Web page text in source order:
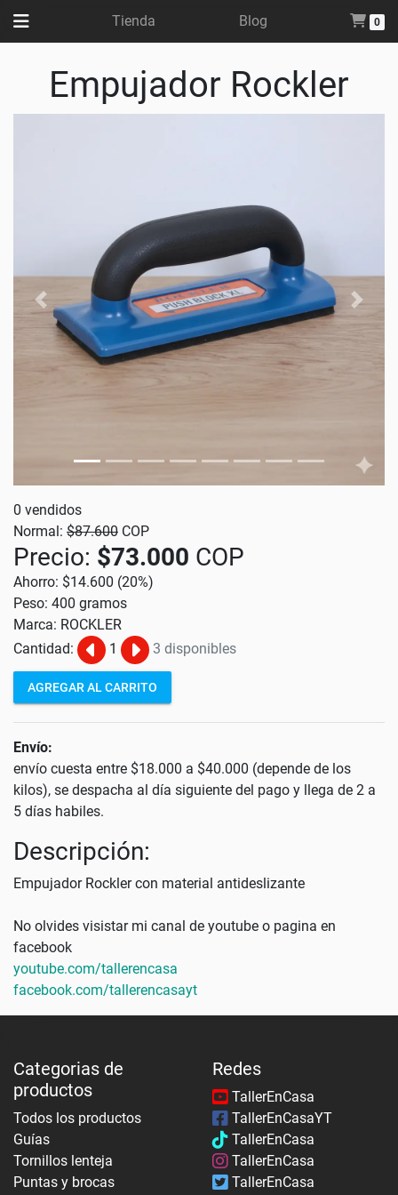
Tienda Blog 0
Empujador Rockler
Ant Sig
0 vendidos
Normal: $87.600 COP
Precio: $73.000 COP
Ahorro: $14.600 (20%)
Peso: 400 gramos
Marca: ROCKLER
Cantidad:
1 3 disponibles
AGREGAR AL CARRITO
Envío:
envío cuesta entre $18.000 a $40.000 (depende de los
kilos), se despacha al día siguiente del pago y llega de 2 a
5 días habiles.
Descripción:
Empujador Rockler con material antideslizante
No olvides visistar mi canal de youtube o pagina en
facebook
youtube.com/tallerencasa
facebook.com/tallerencasayt
Categorias de
productos
Todos los productos
Guías
Tornillos lenteja
Puntas y brocas
Redes
TallerEnCasa
TallerEnCasaYT
TallerEnCasa
TallerEnCasa
TallerEnCasa